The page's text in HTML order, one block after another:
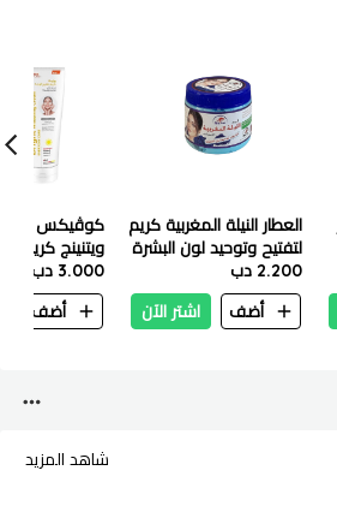
العطار النيلة المغربية كريم
لتفتيح وتوحيد لون البشرة
- 200 جرام
2.200 دب
أضف
اشتر الآن
كوڤيكس كير
ويتنينج كريم 90 ملي
3.000 دب
أضف
شاهد المزيد